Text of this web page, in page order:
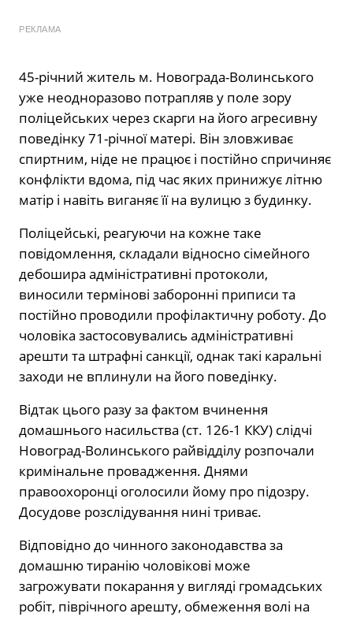
РЕКЛАМА
45-річний житель м. Новограда-Волинського
уже неодноразово потрапляв у поле зору
поліцейських через скарги на його агресивну
поведінку 71-річної матері. Він зловживає
спиртним, ніде не працює і постійно спричиняє
конфлікти вдома, під час яких принижує літню
матір і навіть виганяє її на вулицю з будинку.
Поліцейські, реагуючи на кожне таке
повідомлення, складали відносно сімейного
дебошира адміністративні протоколи,
виносили термінові заборонні приписи та
постійно проводили профілактичну роботу. До
чоловіка застосовувались адміністративні
арешти та штрафні санкції, однак такі каральні
заходи не вплинули на його поведінку.
Відтак цього разу за фактом вчинення
домашнього насильства (ст. 126-1 ККУ) слідчі
Новоград-Волинського райвідділу розпочали
кримінальне провадження. Днями
правоохоронці оголосили йому про підозру.
Досудове розслідування нині триває.
Відповідно до чинного законодавства за
домашню тиранію чоловікові може
загрожувати покарання у вигляді громадських
робіт, піврічного арешту, обмеження волі на